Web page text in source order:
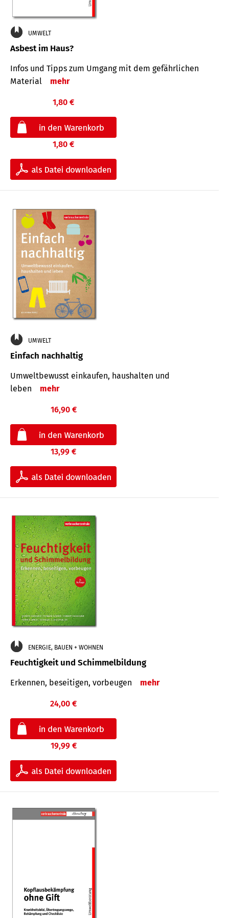
UMWELT
Asbest im Haus?
Infos und Tipps zum Um­gang mit dem ge­fähr­lichen
Mate­rial
mehr
1,80 €
1,80 €
UMWELT
Einfach nachhaltig
Umweltbewusst einkaufen, haushalten und
leben
mehr
16,90 €
13,99 €
ENERGIE, BAUEN + WOHNEN
Feuchtigkeit und Schimmelbildung
Erkennen, beseitigen, vorbeugen mehr
24,00 €
19,99 €